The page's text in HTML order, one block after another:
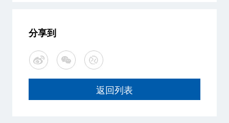
分享到
返回列表